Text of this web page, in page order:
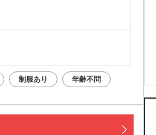
制服あり 年齢不問